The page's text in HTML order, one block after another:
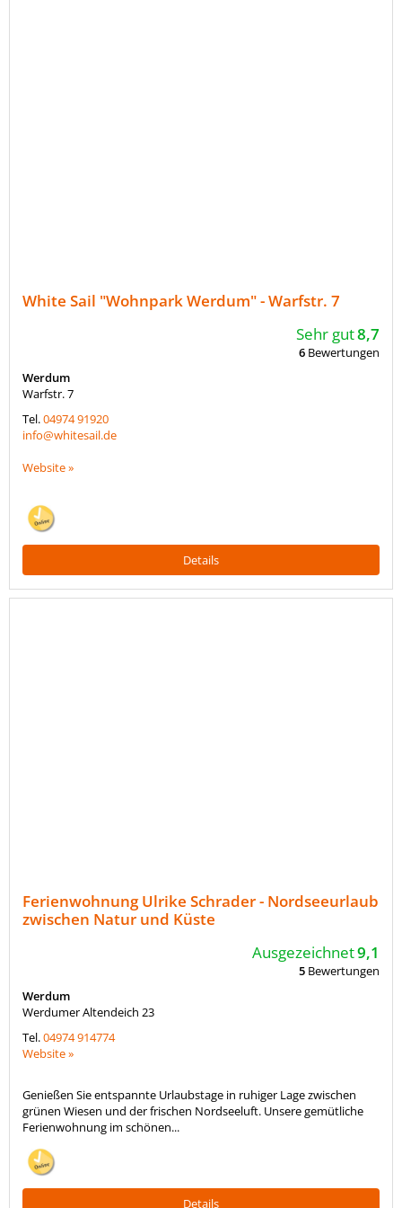
White Sail "Wohnpark Werdum" - Warfstr. 7
Sehr gut8,7
6 Bewertungen
Werdum
Warfstr. 7
Tel.04974 91920
info@whitesail.de
Website »
Details
Ferienwohnung Ulrike Schrader - Nordseeurlaub
zwischen Natur und Küste
Ausgezeichnet9,1
5 Bewertungen
Werdum
Werdumer Altendeich 23
Tel.04974 914774
Website »
Genießen Sie entspannte Urlaubstage in ruhiger Lage zwischen
grünen Wiesen und der frischen Nordseeluft. Unsere gemütliche
Ferienwohnung im schönen...
Details